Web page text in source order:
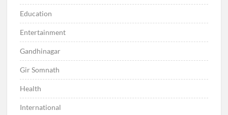
Education
Entertainment
Gandhinagar
Gir Somnath
Health
International